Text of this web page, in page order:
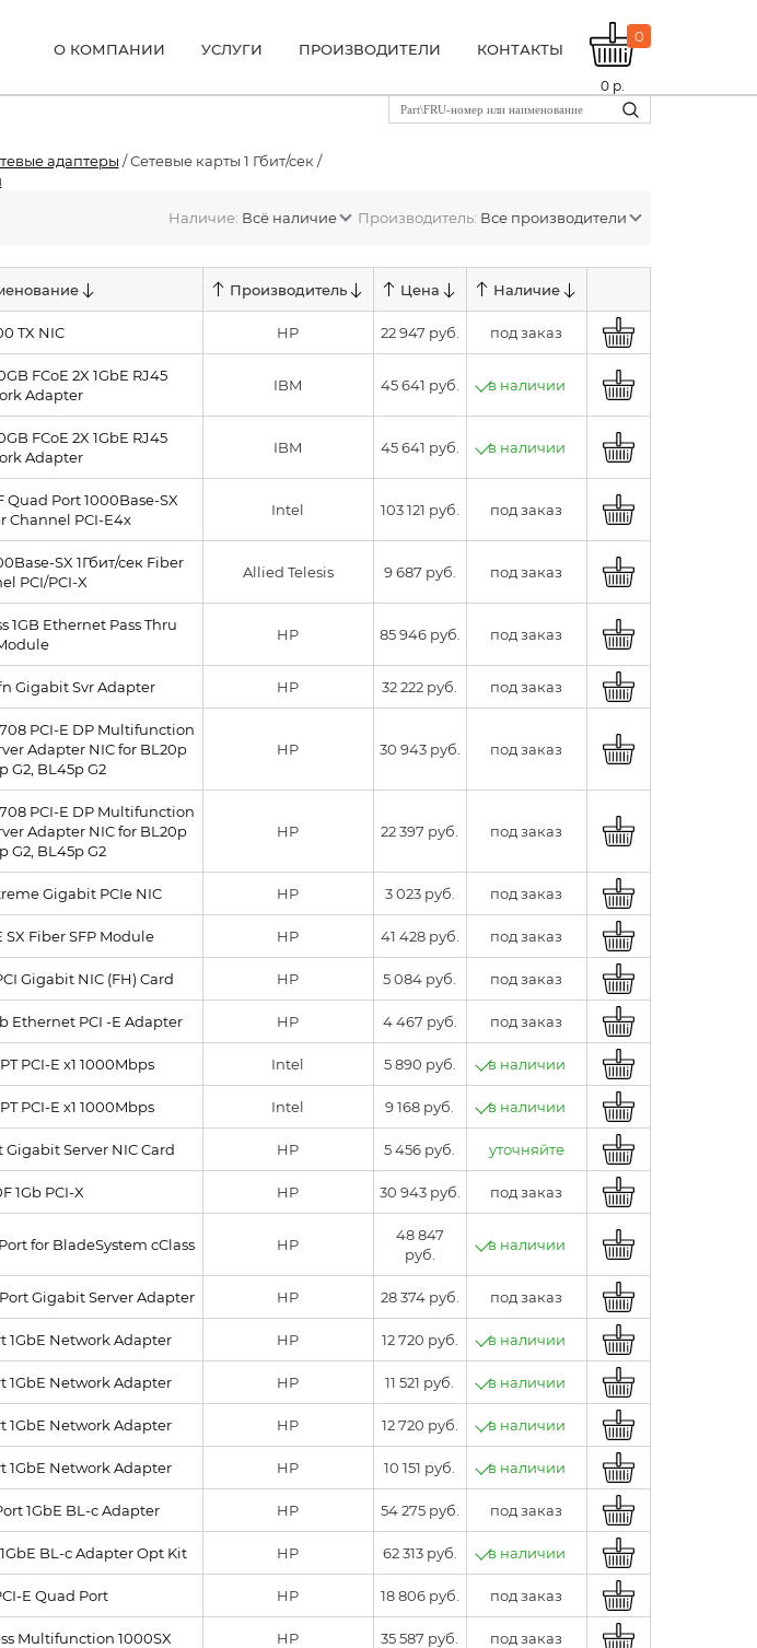
О КОМПАНИИ УСЛУГИ ПРОИЗВОДИТЕЛИ КОНТАКТЫ
0
0 р.
адаптеры / Сетевые карты 1 Гбит/сек /
Наличие: Всё наличие Производитель: Все производители
Производитель Цена Наличие
TX NIC HP 22 947 руб. под заказ
FCoE 2X 1GbE RJ45
Adapter
IBM 45 641 руб. в наличии
FCoE 2X 1GbE RJ45
Adapter
IBM 45 641 руб. в наличии
Quad Port 1000Base-SX
Channel PCI-E4x
Intel 103 121 руб. под заказ
SX 1Гбит/сек Fiber
PCI/PCI-X
Allied Telesis 9 687 руб. под заказ
1GB Ethernet Pass Thru
HP 85 946 руб. под заказ
Gigabit Svr Adapter HP 32 222 руб. под заказ
PCI-E DP Multifunction
Adapter NIC for BL20p
G2, BL45p G2
HP 30 943 руб. под заказ
PCI-E DP Multifunction
Adapter NIC for BL20p
G2, BL45p G2
HP 22 397 руб. под заказ
Gigabit PCIe NIC HP 3 023 руб. под заказ
SX Fiber SFP Module HP 41 428 руб. под заказ
Gigabit NIC (FH) Card HP 5 084 руб. под заказ
Ethernet PCI -E Adapter HP 4 467 руб. под заказ
PCI-E x1 1000Mbps Intel 5 890 руб. в наличии
PCI-E x1 1000Mbps Intel 9 168 руб. в наличии
Gigabit Server NIC Card HP 5 456 руб. уточняйте
1Gb PCI-X HP 30 943 руб. под заказ
for BladeSystem cClass HP
48 847
руб.
в наличии
Gigabit Server Adapter HP 28 374 руб. под заказ
1GbE Network Adapter HP 12 720 руб. в наличии
1GbE Network Adapter HP 11 521 руб. в наличии
1GbE Network Adapter HP 12 720 руб. в наличии
1GbE Network Adapter HP 10 151 руб. в наличии
1GbE BL-c Adapter HP 54 275 руб. под заказ
BL-c Adapter Opt Kit HP 62 313 руб. в наличии
E Quad Port HP 18 806 руб. под заказ
Multifunction 1000SX HP 35 587 руб. под заказ